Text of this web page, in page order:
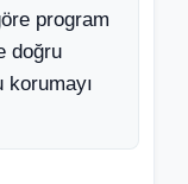
program
doğru
korumayı